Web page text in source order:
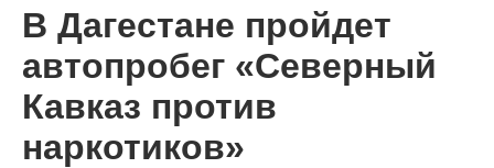
В Дагестане пройдет
автопробег «Северный
Кавказ против
наркотиков»